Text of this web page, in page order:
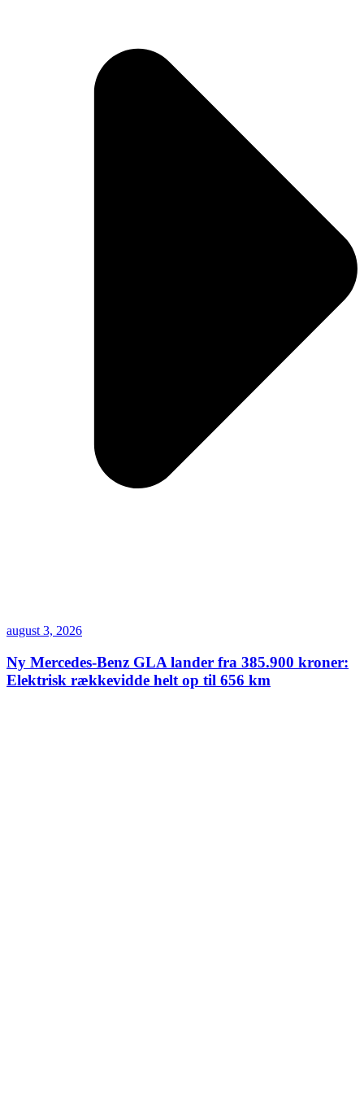
august 3, 2026
Ny Mercedes-Benz GLA lander fra 385.900 kroner:
Elektrisk rækkevidde helt op til 656 km